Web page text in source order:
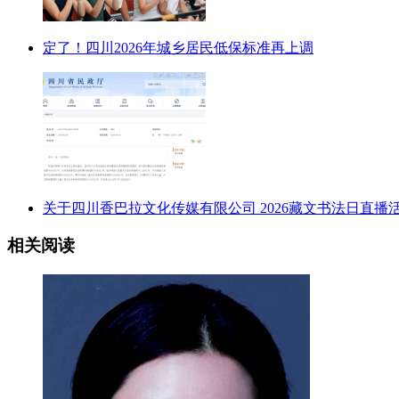
定了！四川2026年城乡居民低保标准再上调
关于四川香巴拉文化传媒有限公司 2026藏文书法日直播
相关阅读